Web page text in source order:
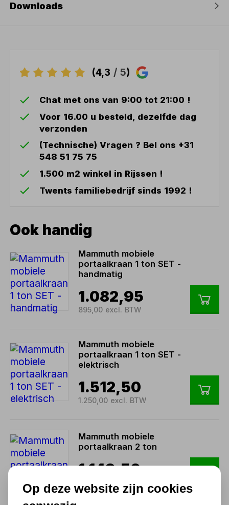
Downloads
(4,3 / 5)
Chat met ons van 9:00 tot 21:00 !
Voor 16.00 u besteld, dezelfde dag
verzonden
(Technische) Vragen ? Bel ons +31
548 51 75 75
1.500 m2 winkel in Rijssen !
Twents familiebedrijf sinds 1992 !
Ook handig
Mammuth mobiele
portaalkraan 1 ton SET -
handmatig
1.082,95
895,00 excl. BTW
Mammuth mobiele
portaalkraan 1 ton SET -
elektrisch
1.512,50
1.250,00 excl. BTW
Mammuth mobiele
portaalkraan 2 ton
1.149,50
950,00 excl. BTW
Op deze website zijn cookies